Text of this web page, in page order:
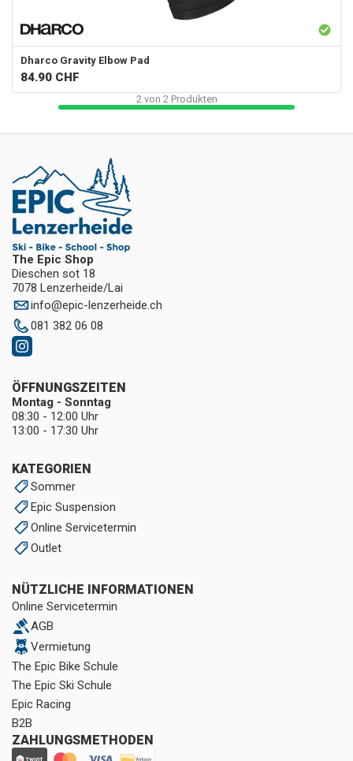
Dharco Gravity Elbow Pad
84.90 CHF
2 von 2 Produkten
The Epic Shop
Dieschen sot 18
7078 Lenzerheide/Lai
info@epic-lenzerheide.ch
081 382 06 08
KATEGORIEN
Sommer
Epic Suspension
Online Servicetermin
Outlet
NÜTZLICHE INFORMATIONEN
Online Servicetermin
AGB
Vermietung
The Epic Bike Schule
The Epic Ski Schule
Epic Racing
B2B
ZAHLUNGSMETHODEN
ÖFFNUNGSZEITEN
Montag - Sonntag
08:30 - 12:00 Uhr
13:00 - 17:30 Uhr